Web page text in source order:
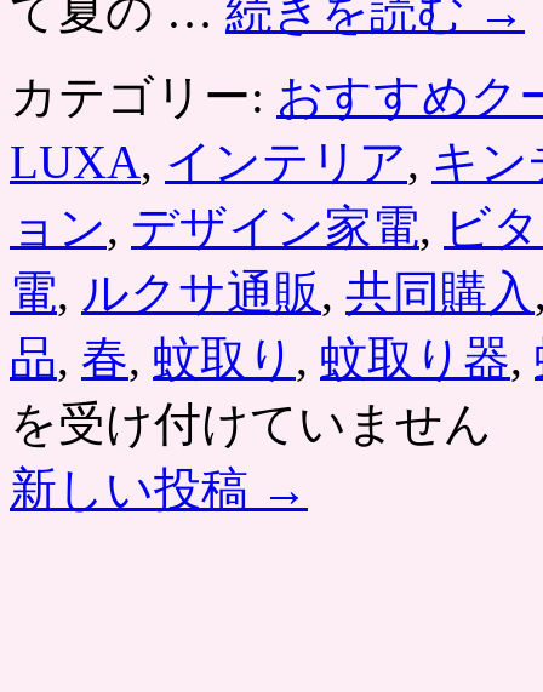
て夏の … 続きを読む →
カテゴリー: おすすめク
LUXA, インテリア, キン
ョン, デザイン家電, ビ
電, ルクサ通販, 共同購入
品, 春, 蚊取り , 蚊取り器,
を受け付けていません
新しい投稿 →